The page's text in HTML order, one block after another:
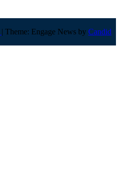
| Theme: Engage News by Candid